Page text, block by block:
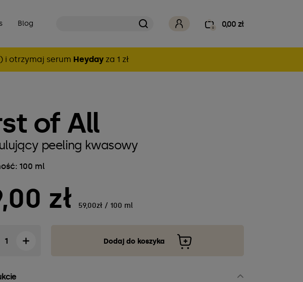
Blog 0 0,00 zł
i otrzymaj serum Heydayza 1 zł
of All
peeling kwasowy
100 ml
zł 59,00zł / 100 ml
Dodaj do koszyka